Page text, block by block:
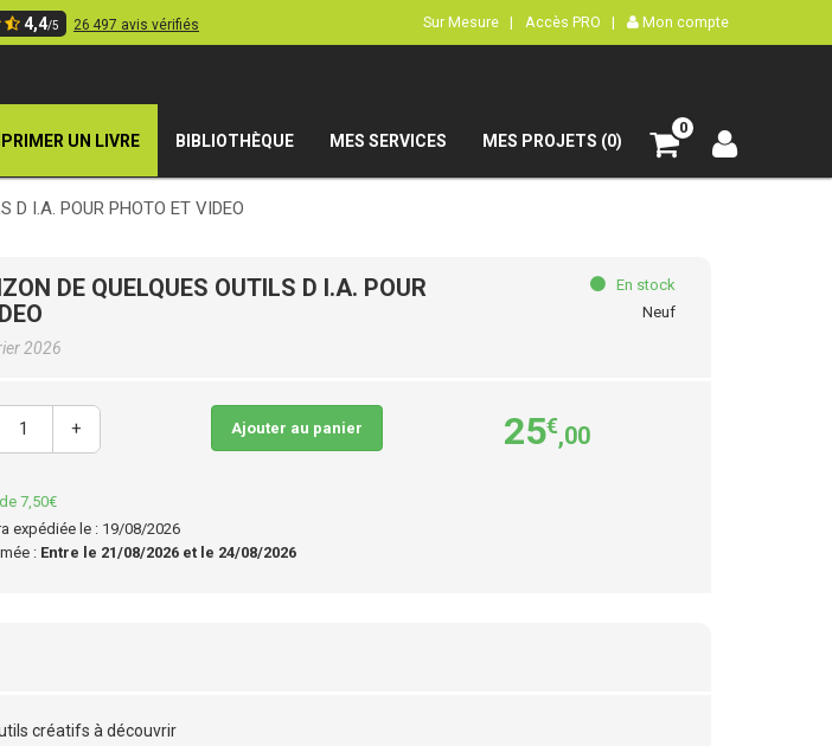
4,4/5 26 497 avis vérifiés Sur Mesure | Accès PRO | Mon compte
UN LIVRE BIBLIOTHÈQUE MES SERVICES MES PROJETS (0)
0
D I.A. POUR PHOTO ET VIDEO
DE QUELQUES OUTILS D I.A. POUR
2026
En stock
Neuf
+ Ajouter au panier 25€,00
7,50€
expédiée le : 19/08/2026
: Entre le 21/08/2026 et le 24/08/2026
créatifs à découvrir